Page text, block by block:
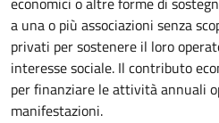
a una o più associazioni senza
privati per sostenere il loro
interesse sociale. Il contributo
per finanziare le attività annuali
manifestazioni.